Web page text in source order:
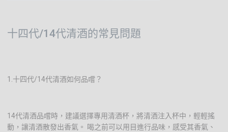
十四代/14代清酒的常見問題
1.十四代/14代清酒如何品嚐？
14代清酒品嚐時，建議選擇專用清酒杯，將清酒注入杯中，輕輕搖
動，讓清酒散發出香氣。 喝之前可以用目進行品味，感受其香氣、